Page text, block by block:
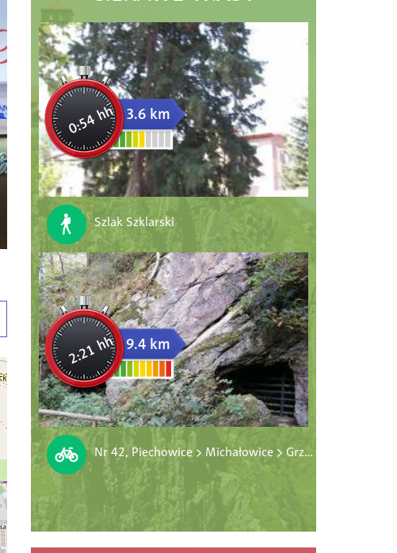
0:54 hh 3.6 km
Szlak Szklarski
2:21 hh 9.4 km
Nr 42, Piechowice > Michałowice > Grzybowiec > „Cicha Dolina”